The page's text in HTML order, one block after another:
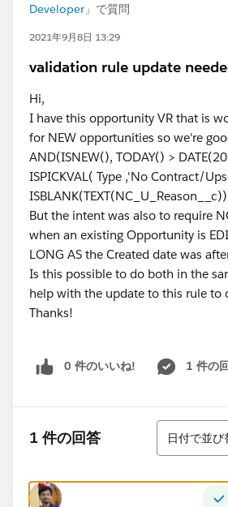
Developer 」で質問
2021年9月8日 13:29
validation rule update
Hi,
I have this opportunity VR that is
for NEW opportunities so we're
AND(ISNEW(), TODAY() >
ISPICKVAL( Type ,'No Contract/
But the intent was also to require
when an existing Opportunity is
LONG AS the Created date was
Is this possible to do both in the
help with the update to this rule to
Thanks!
0 件のいいね! 1 件の
1 件の回答
並び替え
日付で並び